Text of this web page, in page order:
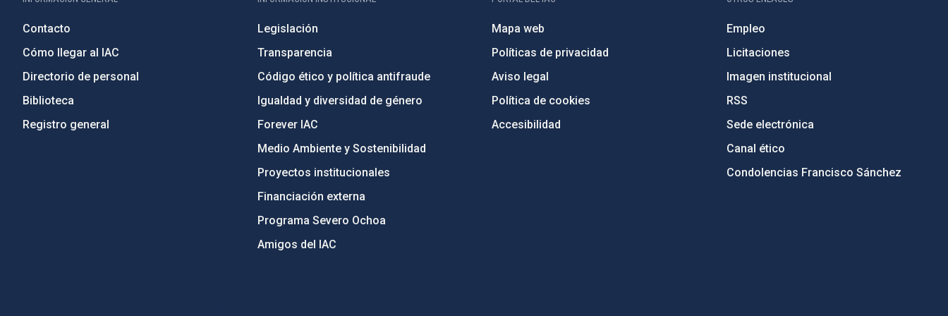
Contacto
Cómo llegar al IAC
Directorio de personal
Biblioteca
Registro general
Legislación
Transparencia
Código ético y política antifraude
Igualdad y diversidad de género
Forever IAC
Medio Ambiente y Sostenibilidad
Proyectos institucionales
Financiación externa
Programa Severo Ochoa
Amigos del IAC
Mapa web
Políticas de privacidad
Aviso legal
Política de cookies
Accesibilidad
Empleo
Licitaciones
Imagen institucional
RSS
Sede electrónica
Canal ético
Condolencias Francisco Sánchez